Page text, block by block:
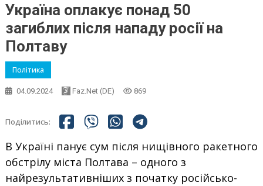
Україна оплакує понад 50
загиблих після нападу росії на
Полтаву
Політика
04.09.2024 Faz.net (DE) 869
Поділитись:
В Україні панує сум після нищівного ракетного
обстрілу міста Полтава – одного з
найрезультативніших з початку російсько-